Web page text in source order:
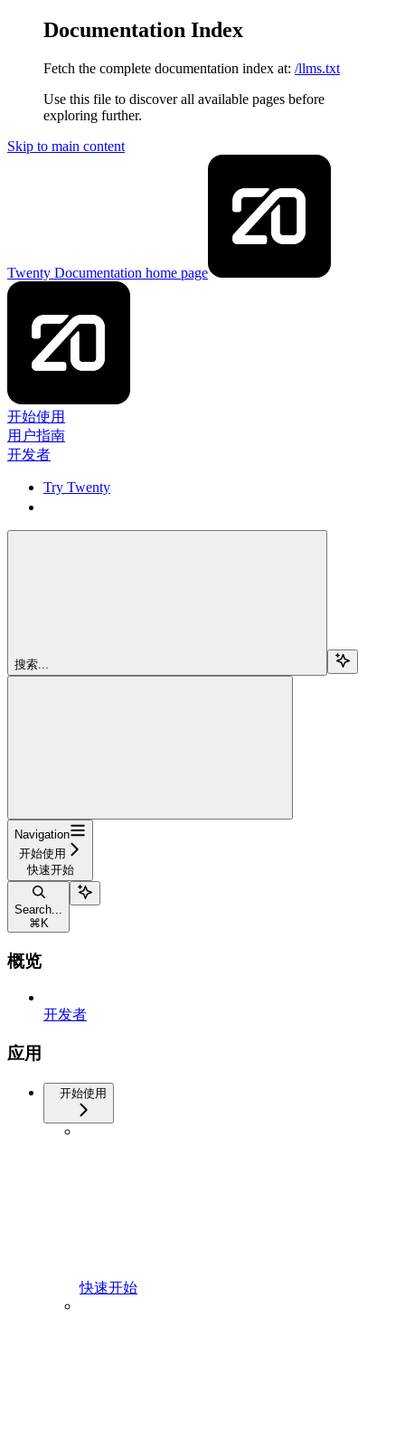
Documentation Index
Fetch the complete documentation index at: /llms.txt
Use this file to discover all available pages before
exploring further.
Skip to main content
Twenty Documentation home page
开始使用
用户指南
开发者
Try Twenty
搜索...
Navigation
开始使用
快速开始
Search...
⌘ K
概览
开发者
应用
开始使用
快速开始